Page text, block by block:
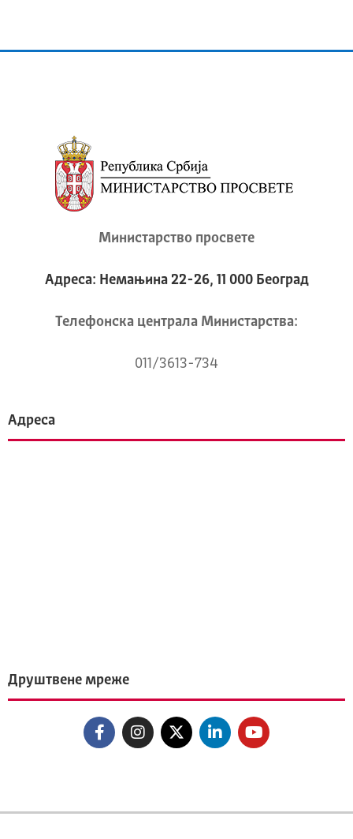
Министарство просвете
Адреса: Немањина 22-26, 11 000 Београд
Телeфонска централа Mинистарства:
011/3613-734
Адреса
Друштвене мреже